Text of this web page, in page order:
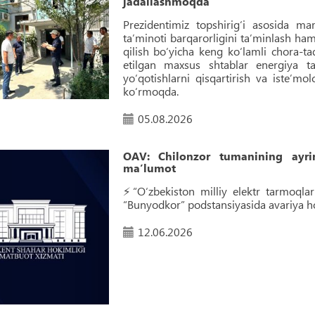
Prezidentimiz topshirig‘i asosida
ta’minoti barqarorligini ta’minlash
qilish bo‘yicha keng ko‘lamli chora-
etilgan maxsus shtablar energiya
yo‘qotishlarni qisqartirish va
ko‘rmoqda.
05.08.2026
OAV: Chilonzor tumanining
ma’lumot
⚡️“O‘zbekiston milliy elektr
“Bunyodkor” podstansiyasida avariya
12.06.2026